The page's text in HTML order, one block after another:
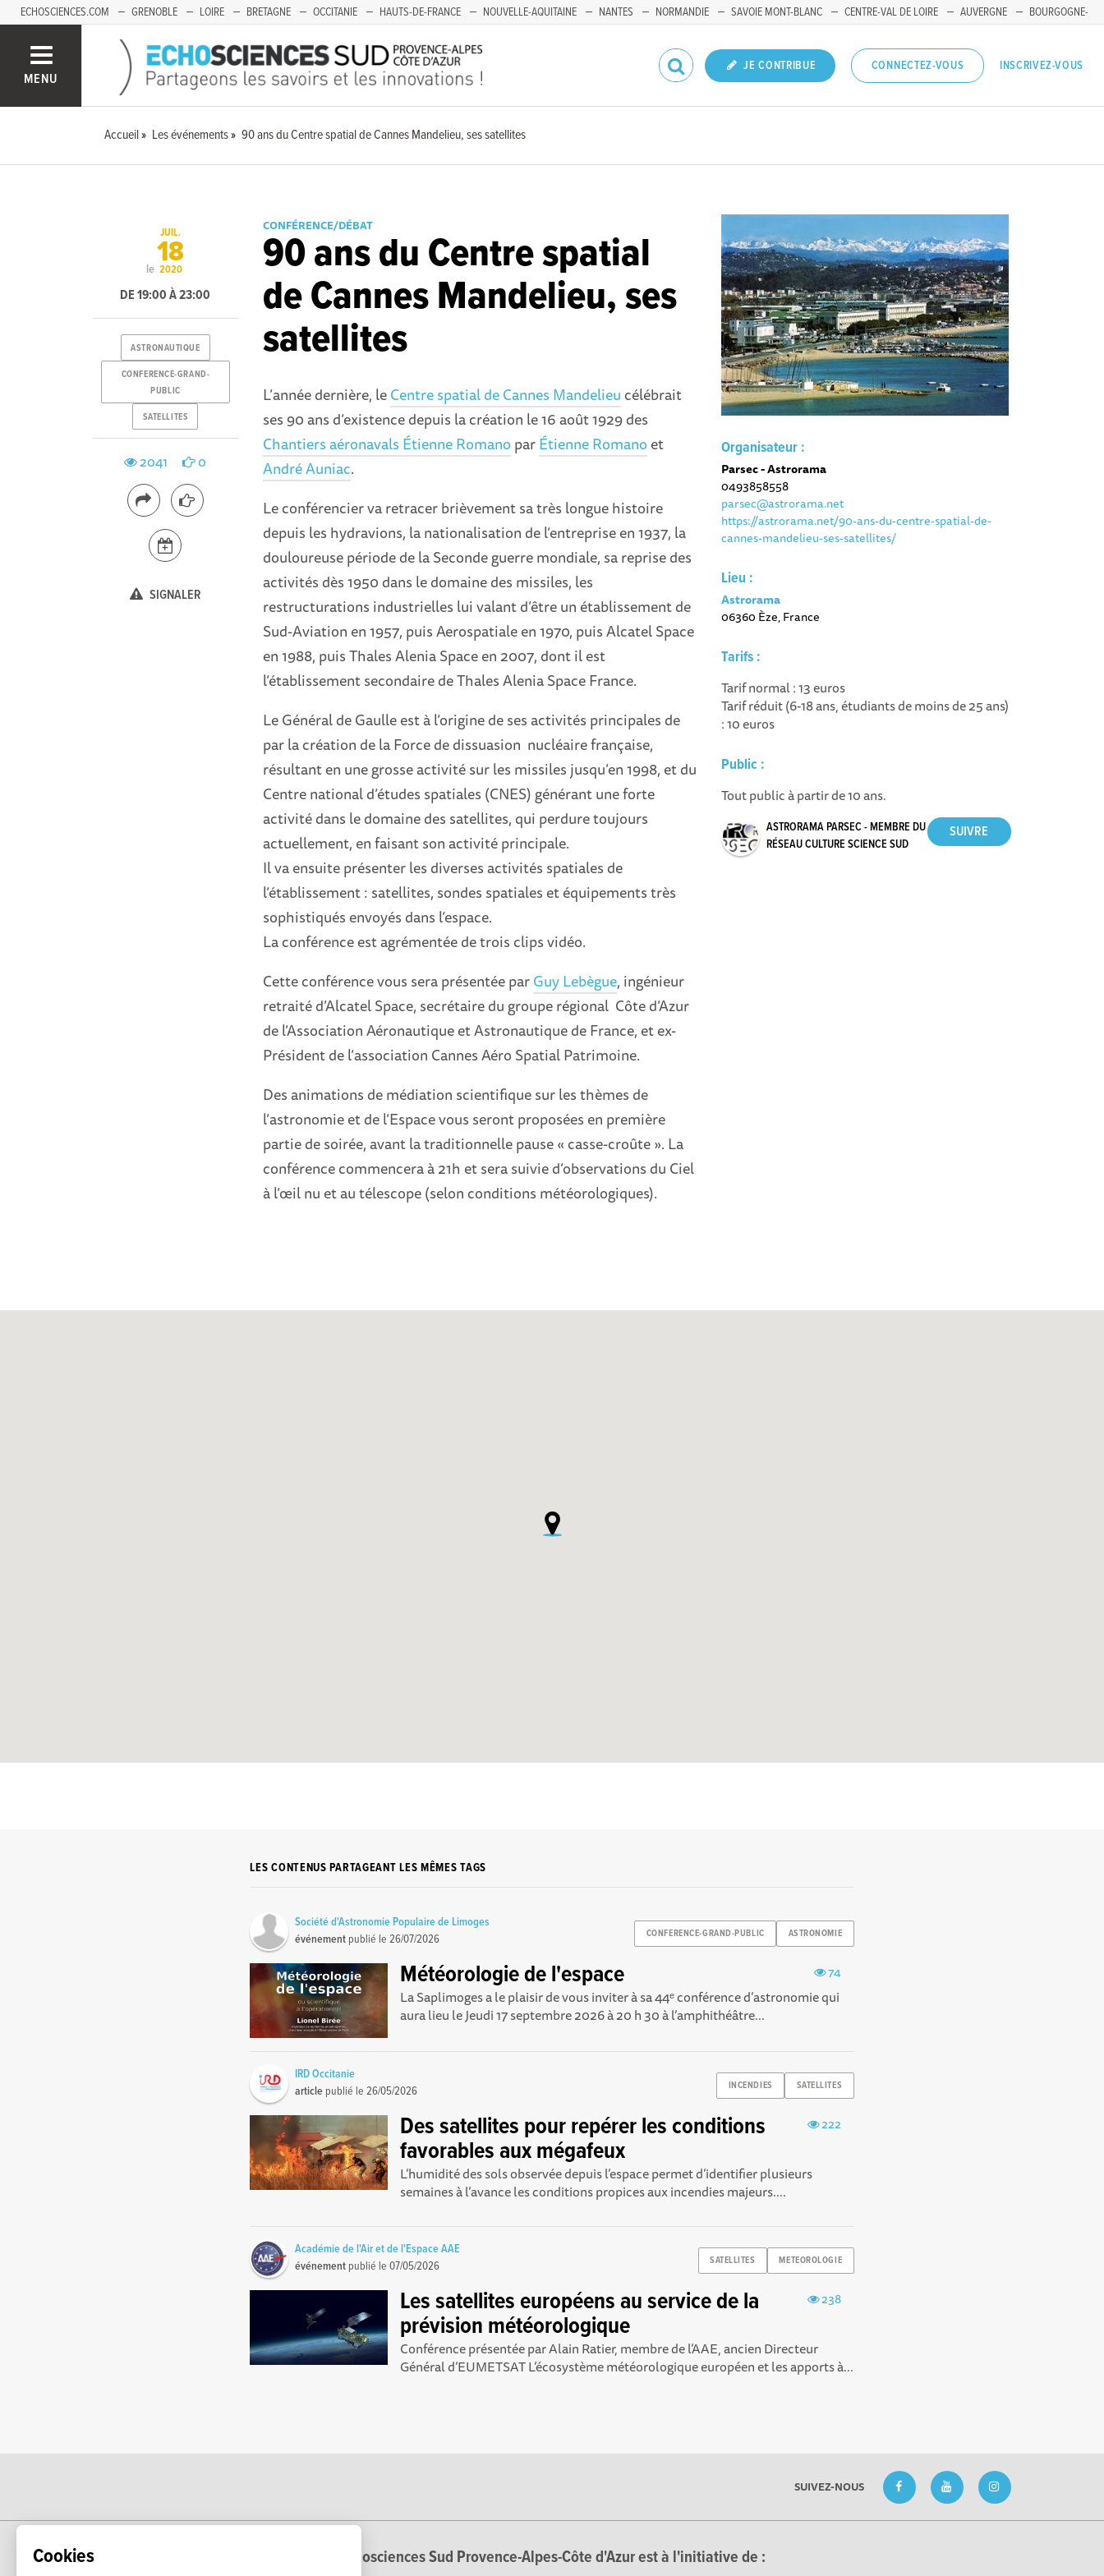
Cookies
ECHOSCIENCES.COM GRENOBLE LOIRE BRETAGNE OCCITANIE HAUTS-DE-FRANCE NOUVELLE-AQUITAINE NANTES NORMANDIE SAVOIE MONT-BLANC CENTRE-VAL DE LOIRE AUVERGNE
BOURGOGNE-
MENU
JE CONTRIBUE CONNECTEZ-VOUS INSCRIVEZ-VOUS
Accueil Les événements 90 ans du Centre spatial de Cannes Mandelieu, ses satellites
CONFÉRENCE/DÉBAT
90 ans du Centre spatial
de Cannes Mandelieu, ses
satellites
L’année dernière, leCentre spatial de Cannes Mandelieu célébrait
ses 90 ans d’existence depuis la création le 16 août 1929 des
Chantiers aéronavals Étienne Romano parÉtienne Romano et
André Auniac.
Le conférencier va retracer brièvement sa très longue histoire
depuis les hydravions, la nationalisation de l’entreprise en 1937, la
douloureuse période de la Seconde guerre mondiale, sa reprise des
activités dès 1950 dans le domaine des missiles, les
restructurations industrielles lui valant d’être un établissement de
Sud-Aviation en 1957, puis Aerospatiale en 1970, puis Alcatel Space
en 1988, puis Thales Alenia Space en 2007, dont il est
l’établissement secondaire de Thales Alenia Space France.
Le Général de Gaulle est à l’origine de ses activités principales de
par la création de la Force de dissuasion nucléaire française,
résultant en une grosse activité sur les missiles jusqu’en 1998, et du
Centre national d’études spatiales (CNES) générant une forte
activité dans le domaine des satellites, qui perdure toujours
actuellement, en faisant son activité principale.
Il va ensuite présenter les diverses activités spatiales de
l’établissement : satellites, sondes spatiales et équipements très
sophistiqués envoyés dans l’espace.
La conférence est agrémentée de trois clips vidéo.
Cette conférence vous sera présentée parGuy Lebègue, ingénieur
retraité d’Alcatel Space, secrétaire du groupe régional Côte d’Azur
de l’Association Aéronautique et Astronautique de France, et ex-
Président de l’association Cannes Aéro Spatial Patrimoine.
Des animations de médiation scientifique sur les thèmes de
l’astronomie et de l’Espace vous seront proposées en première
partie de soirée, avant la traditionnelle pause « casse-croûte ». La
conférence commencera à 21h et sera suivie d’observations du Ciel
à l’œil nu et au télescope (selon conditions météorologiques).
Organisateur :
Parsec - Astrorama
0493858558
parsec@astrorama.net
https://astrorama.net/90-ans-du-centre-spatial-de-
cannes-mandelieu-ses-satellites/
Lieu :
Astrorama
06360 Èze, France
Tarifs :
Tarif normal : 13 euros
Tarif réduit (6-18 ans, étudiants de moins de 25 ans)
: 10 euros
Public :
Tout public à partir de 10 ans.
ASTRORAMA PARSEC - MEMBRE DU
RÉSEAU CULTURE SCIENCE SUD
le
JUIL.
18
2020
DE 19:00 À 23:00
ASTRONAUTIQUE
CONFERENCE-GRAND-
PUBLIC
SATELLITES
2041 0
SIGNALER
LES CONTENUS PARTAGEANT LES MÊMES TAGS
CONFERENCE-GRAND-PUBLIC ASTRONOMIE
Société d'Astronomie Populaire de Limoges
événement publié le26/07/2026
74
Météorologie de l'espace
La Saplimoges a le plaisir de vous inviter à sa 44ᵉ conférence d’astronomie qui
aura lieu le Jeudi 17 septembre 2026 à 20 h 30 à l’amphithéâtre...
INCENDIES SATELLITES
IRD Occitanie
article publié le26/05/2026
222
Des satellites pour repérer les conditions
favorables aux mégafeux
L’humidité des sols observée depuis l’espace permet d’identifier plusieurs
semaines à l’avance les conditions propices aux incendies majeurs. ...
SATELLITES METEOROLOGIE
Académie de l'Air et de l'Espace AAE
événement publié le07/05/2026
238
Les satellites européens au service de la
prévision météorologique
Conférence présentée par Alain Ratier, membre de l’AAE, ancien Directeur
Général d’EUMETSAT L’écosystème météorologique européen et les apports à...
SUIVEZ-NOUS
Echosciences Sud Provence-Alpes-Côte d'Azur est à l'initiative de :